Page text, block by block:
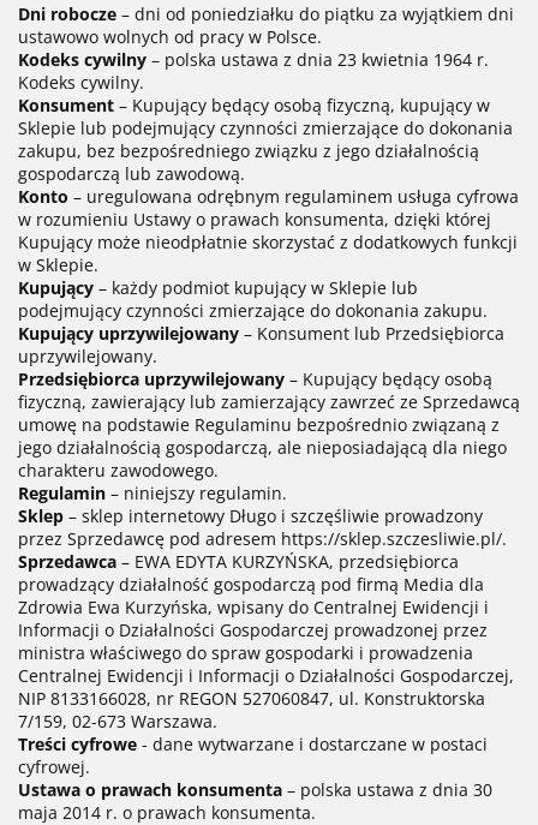
Dni robocze – dni od poniedziałku do piątku za wyjątkiem dni
ustawowo wolnych od pracy w Polsce.
Kodeks cywilny – polska ustawa z dnia 23 kwietnia 1964 r.
Kodeks cywilny.
Konsument – Kupujący będący osobą fizyczną, kupujący w
Sklepie lub podejmujący czynności zmierzające do dokonania
zakupu, bez bezpośredniego związku z jego działalnością
gospodarczą lub zawodową.
Konto – uregulowana odrębnym regulaminem usługa cyfrowa
w rozumieniu Ustawy o prawach konsumenta, dzięki której
Kupujący może nieodpłatnie skorzystać z dodatkowych funkcji
w Sklepie.
Kupujący – każdy podmiot kupujący w Sklepie lub
podejmujący czynności zmierzające do dokonania zakupu.
Kupujący uprzywilejowany – Konsument lub Przedsiębiorca
uprzywilejowany.
Przedsiębiorca uprzywilejowany – Kupujący będący osobą
fizyczną, zawierający lub zamierzający zawrzeć ze Sprzedawcą
umowę na podstawie Regulaminu bezpośrednio związaną z
jego działalnością gospodarczą, ale nieposiadającą dla niego
charakteru zawodowego.
Regulamin – niniejszy regulamin.
Sklep – sklep internetowy Długo i szczęśliwie prowadzony
przez Sprzedawcę pod adresem https://sklep.szczesliwie.pl/.
Sprzedawca – EWA EDYTA KURZYŃSKA, przedsiębiorca
prowadzący działalność gospodarczą pod firmą Media dla
Zdrowia Ewa Kurzyńska, wpisany do Centralnej Ewidencji i
Informacji o Działalności Gospodarczej prowadzonej przez
ministra właściwego do spraw gospodarki i prowadzenia
Centralnej Ewidencji i Informacji o Działalności Gospodarczej,
NIP 8133166028, nr REGON 527060847, ul. Konstruktorska
7/159, 02-673 Warszawa.
Treści cyfrowe - dane wytwarzane i dostarczane w postaci
cyfrowej.
Ustawa o prawach konsumenta – polska ustawa z dnia 30
maja 2014 r. o prawach konsumenta.